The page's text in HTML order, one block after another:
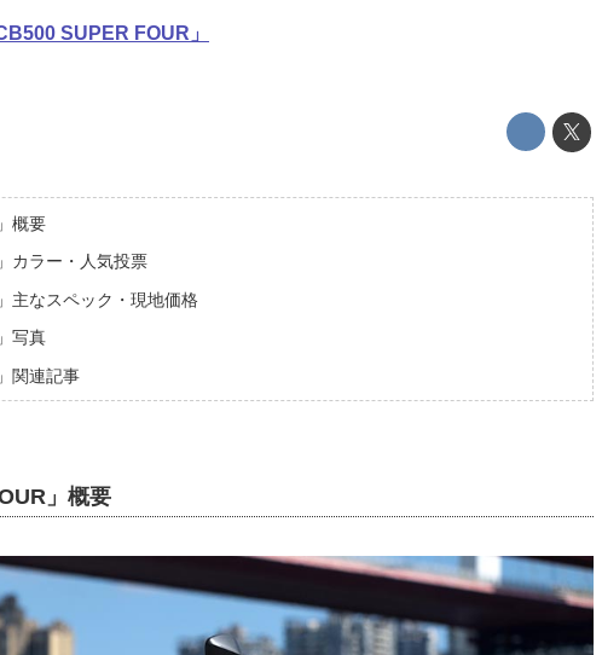
SUPER FOUR」
概要
カラー・人気投票
主なスペック・現地価格
写真
関連記事
」概要